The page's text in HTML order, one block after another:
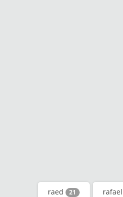
raed 21 rafael